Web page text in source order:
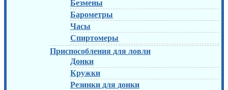
Безмены
Барометры
Часы
Спиртомеры
Приспособления для ловли
Донки
Кружки
Резинки для донки